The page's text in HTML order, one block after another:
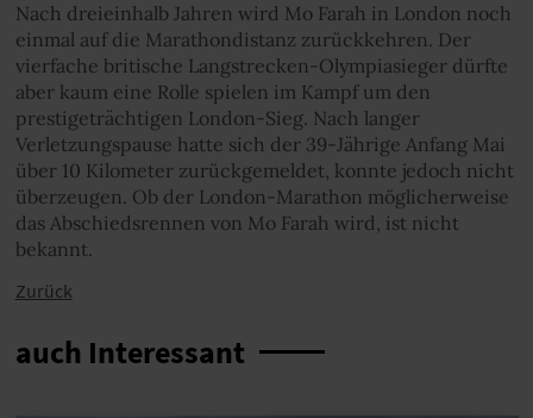
Nach dreieinhalb Jahren wird Mo Farah in London noch
einmal auf die Marathondistanz zurückkehren. Der
vierfache britische Langstrecken-Olympiasieger dürfte
aber kaum eine Rolle spielen im Kampf um den
prestigeträchtigen London-Sieg. Nach langer
Verletzungspause hatte sich der 39-Jährige Anfang Mai
über 10 Kilometer zurückgemeldet, konnte jedoch nicht
überzeugen. Ob der London-Marathon möglicherweise
das Abschiedsrennen von Mo Farah wird, ist nicht
bekannt.
Zurück
auch Interessant